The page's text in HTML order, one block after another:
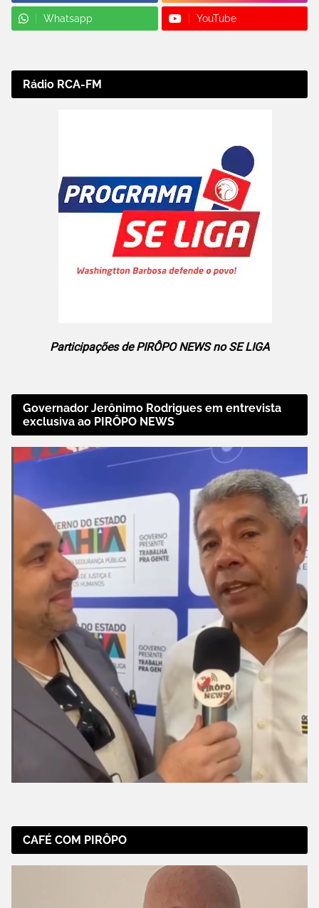
Whatsapp YouTube
Rádio RCA-FM
Participações de PIRÔPO NEWS no SE LIGA
Governador Jerônimo Rodrigues em entrevista
exclusiva ao PIRÔPO NEWS
CAFÉ COM PIRÔPO